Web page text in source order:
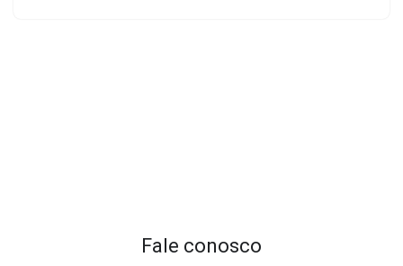
Fale conosco